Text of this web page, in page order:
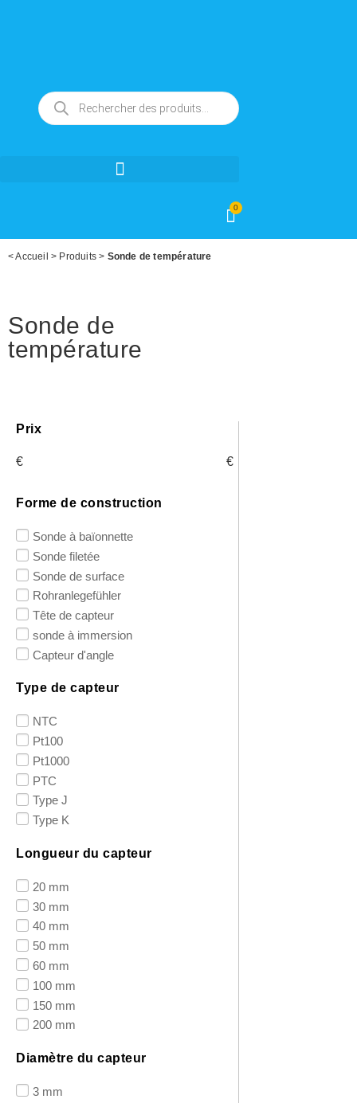
0
<Accueil > Produits > Sonde de température
Sonde de
température
Prix
€ €
Forme de construction
Sonde à baïonnette
Sonde filetée
Sonde de surface
Rohranlegefühler
Tête de capteur
sonde à immersion
Capteur d'angle
Type de capteur
NTC
Pt100
Pt1000
PTC
Type J
Type K
Longueur du capteur
20 mm
30 mm
40 mm
50 mm
60 mm
100 mm
150 mm
200 mm
Diamètre du capteur
3 mm